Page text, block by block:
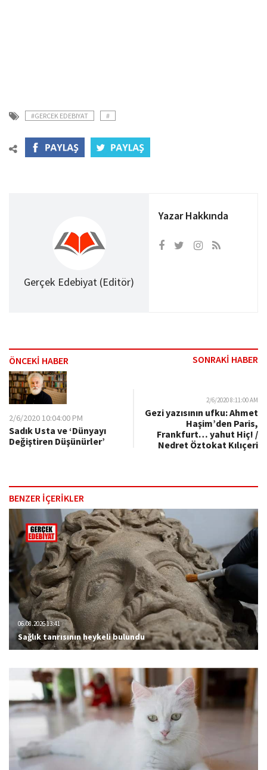
#GERCEK EDEBIYAT #
Gerçek Edebiyat (Editör)
Yazar Hakkında
ÖNCEKİ HABER SONRAKİ HABER
2/6/2020 10:04:00 PM
Sadık Usta ve ‘Dünyayı
Değiştiren Düşünürler’
2/6/2020 8:11:00 AM
Gezi yazısının ufku: Ahmet
Haşim’den Paris,
Frankfurt… yahut Hiç! /
Nedret Öztokat Kılıçeri
BENZER İÇERİKLER
06.08.2026 13:41
Sağlık tanrısının heykeli bulundu